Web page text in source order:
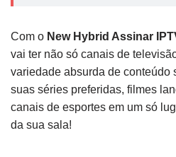
Com o New Hybrid Assinar
vai ter não só canais de
variedade absurda de conteúdo
suas séries preferidas, filmes
canais de esportes em um só
da sua sala!